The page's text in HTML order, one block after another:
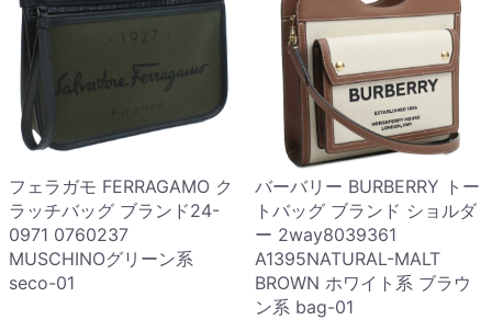
フェラガモ FERRAGAMO ク
ラッチバッグ ブランド24-
0971 0760237
MUSCHINOグリーン系
seco-01
バーバリー BURBERRY トー
トバッグ ブランド ショルダ
ー 2way8039361
A1395NATURAL-MALT
BROWN ホワイト系 ブラウ
ン系 bag-01